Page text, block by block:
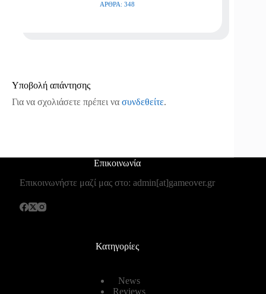
ΆΡΘΡΑ: 348
Υποβολή απάντησης
Για να σχολιάσετε πρέπει να συνδεθείτε.
Επικοινωνία
Επικοινωνήστε μαζί μας στο: admin[at]gameover.gr
Κατηγορίες
News
Reviews